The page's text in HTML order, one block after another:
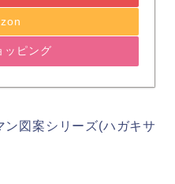
ッピング
図案シリーズ(ハガキサ